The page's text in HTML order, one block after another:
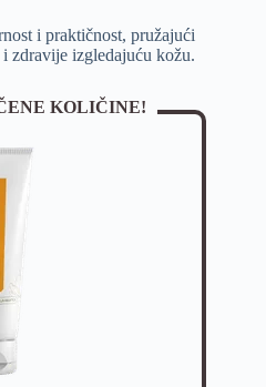
i praktičnost, pružajući
zdravije izgledajuću kožu.
KOLIČINE!